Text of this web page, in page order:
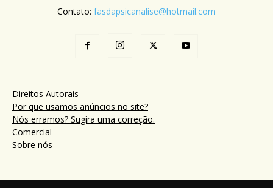
Contato: fasdapsicanalise@hotmail.com
Direitos Autorais
Por que usamos anúncios no site?
Nós erramos? Sugira uma correção.
Comercial
Sobre nós